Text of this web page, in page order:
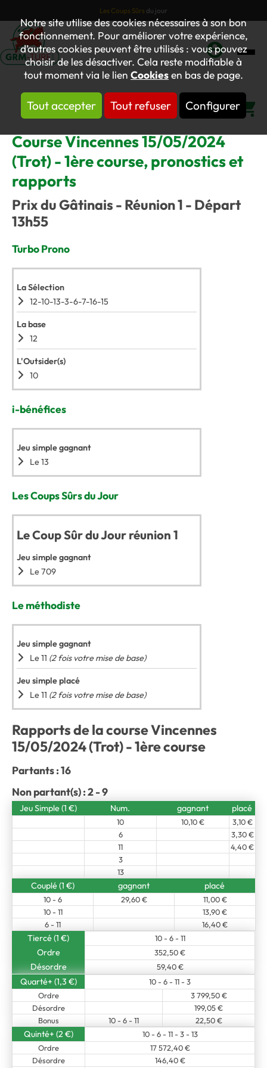
Notre site utilise des cookies nécessaires à son bon
fonctionnement. Pour améliorer votre expérience,
d’autres cookies peuvent être utilisés : vous pouvez
choisir de les désactiver. Cela reste modifiable à
tout moment via le lien Cookiesen bas de page.
Tout accepter Tout refuser Configurer
Les Coups Sûrs du jour
Mon
compte
Course Vincennes 15/05/2024
(Trot) - 1ère course, pronostics et
rapports
Prix du Gâtinais - Réunion 1 - Départ
13h55
Turbo Prono
La Sélection
12-10-13-3-6-7-16-15
La base
12
L'Outsider(s)
10
i-bénéfices
Jeu simple gagnant
Le 13
Les Coups Sûrs du Jour
Le Coup Sûr du Jour réunion 1
Jeu simple gagnant
Le 709
Le méthodiste
Jeu simple gagnant
Le 11 (2 fois votre mise de base)
Jeu simple placé
Le 11 (2 fois votre mise de base)
Rapports de la course Vincennes
15/05/2024 (Trot) - 1ère course
Partants : 16
Non partant(s) : 2 - 9
Jeu Simple (1 €) Num. gagnant placé
10 10,10 €
3,10 €
6
3,30 €
11
4,40 €
3
13
Couplé (1 €) gagnant placé
10 - 6 29,60 €
11,00 €
10 - 11
13,90 €
6 - 11
16,40 €
Tiercé (1 €) 10 - 6 - 11
Ordre 352,50 €
Désordre 59,40 €
Quarté+ (1,3 €)
10 - 6 - 11 - 3
Ordre
3 799,50 €
Désordre
199,05 €
Bonus
10 - 6 - 11 22,50 €
Quinté+ (2 €)
10 - 6 - 11 - 3 - 13
Ordre
17 572,40 €
Désordre
146,40 €